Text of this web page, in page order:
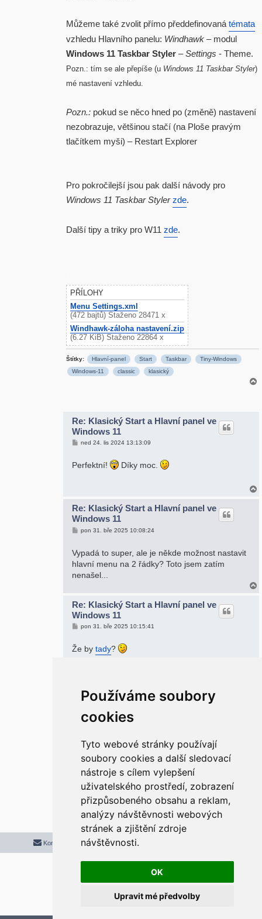
Používáme soubory
cookies
Tyto webové stránky používají
soubory cookies a další sledovací
nástroje s cílem vylepšení
uživatelského prostředí, zobrazení
přizpůsobeného obsahu a reklam,
analýzy návštěvnosti webových
stránek a zjištění zdroje
návštěvnosti.
OK
Upravit mé předvolby
Můžeme také zvolit přímo předdefinovaná témata
vzhledu Hlavního panelu: Windhawk– modul
Windows 11 Taskbar Styler–Settings - Theme.
Pozn.: tím se ale přepíše (u Windows 11 Taskbar Styler)
mé nastavení vzhledu.
Pozn.:pokud se něco hned po (změně) nastavení
nezobrazuje, většinou stačí (na Ploše pravým
tlačítkem myši) – Restart Explorer
Pro pokročilejší jsou pak další návody pro
Windows 11 Taskbar Styler zde.
Další tipy a triky pro W11 zde.
PŘÍLOHY
Menu Settings.xml
(472 bajtů) Staženo 28471 x
Windhawk-záloha nastavení.zip
(6.27 KiB) Staženo 22864 x
Štítky: Hlavní-panel Start Taskbar
Tiny-Windows
Windows-11
classic klasický
Re: Klasický Start a Hlavní panel ve
Windows 11
P
s
p
ned 24. lis 2024 13:13:09
Perfektní! Díky moc.
Re: Klasický Start a Hlavní panel ve
Windows 11
P
s
p
ě
e
pon 31. bře 2025 10:08:24
Vypadá to super, ale je někde možnost nastavit
hlavní menu na 2 řádky? Toto jsem zatím
nenašel...
Re: Klasický Start a Hlavní panel ve
Windows 11
P
s
p
pon 31. bře 2025 10:15:41
Že by tady?
Re: Klasický Start a Hlavní panel ve
Windows 11
p
e
k
pon 31. bře 2025 11:21:45
Odpovědět
5 příspěvků • Stránka
Smazat cookies
Kontaktujte mě/nás
2020 © ASTRA - CZ s.r.o.
® Forum Software © phpBB Limited
Optimized by:phpBB SEO